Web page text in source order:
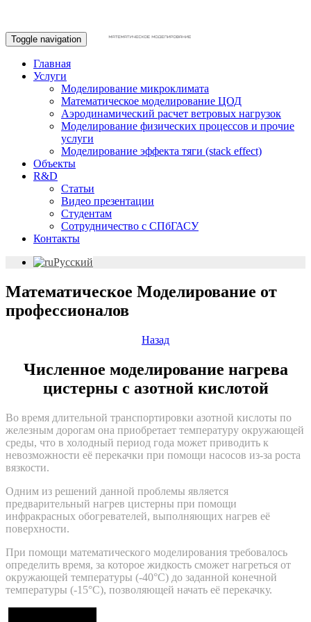
Toggle navigation
Главная
Услуги
Моделирование микроклимата
Математическое моделирование ЦОД
Аэродинамический расчет ветровых нагрузок
Моделирование физических процессов и прочие
услуги
Моделирование эффекта тяги (stack effect)
Объекты
R&D
Статьи
Видео презентации
Студентам
Сотрудничество с СПбГАСУ
Контакты
Русский
Математическое Моделирование от
профессионалов
Назад
Численное моделирование нагрева
цистерны с азотной кислотой
Во время длительной транспортировки азотной кислоты по
железным дорогам она приобретает температуру окружающей
среды, что в холодный период года может приводить к
невозможности её перекачки при помощи насосов из-за роста
вязкости.
Одним из решений данной проблемы является
предварительный нагрев цистерны при помощи
инфракрасных обогревателей, выполняющих нагрев её
поверхности.
При помощи математического моделирования требовалось
определить время, за которое жидкость сможет нагреться от
окружающей температуры (-40°С) до заданной конечной
температуры (-15°С), позволяющей начать её перекачку.